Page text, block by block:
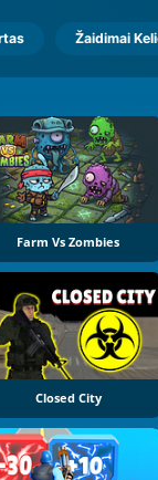
Žaidimai
Farm Vs Zombies
Closed City